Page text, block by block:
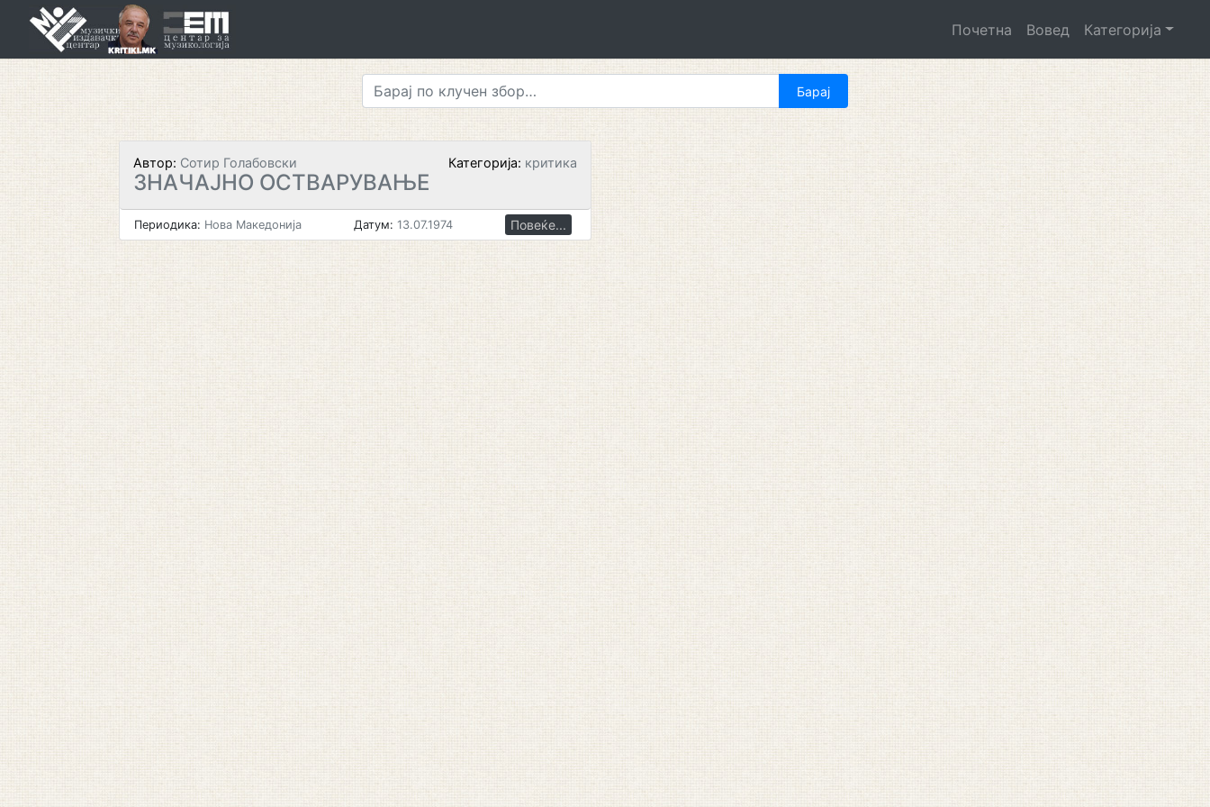
Почетна Вовед Категорија
Автор: Сотир Голабовски Категорија: критика
ЗНАЧАЈНО ОСТВАРУВАЊЕ
Периодика: Нова Македонија Датум: 13.07.1974 Повеќе...